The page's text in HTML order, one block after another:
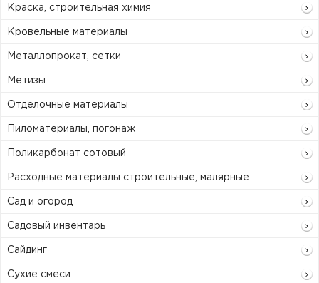
Краска, строительная химия
Кровельные материалы
Металлопрокат, сетки
Метизы
Отделочные материалы
Пиломатериалы, погонаж
Поликарбонат сотовый
Расходные материалы строительные, малярные
Сад и огород
Садовый инвентарь
Сайдинг
Сухие смеси